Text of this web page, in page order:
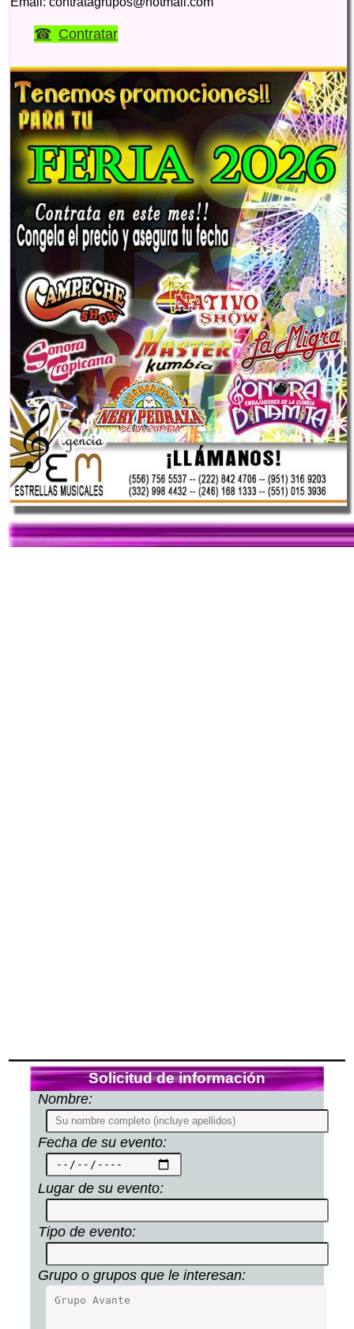
Contratar
Solicitud de información
Nombre:
Fecha de su evento:
Lugar de su evento:
Tipo de evento:
Grupo o grupos que le interesan: